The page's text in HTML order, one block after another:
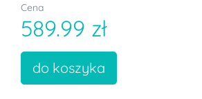
Cena
589.99 zł
do koszyka